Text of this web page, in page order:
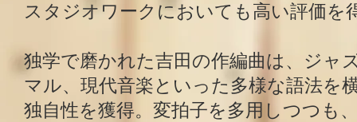
スタジオワークにおいても高い評価を
独学で磨かれた吉田の作編曲は、ジャ
マル、現代音楽といった多様な語法を
独自性を獲得。変拍子を多用しつつも